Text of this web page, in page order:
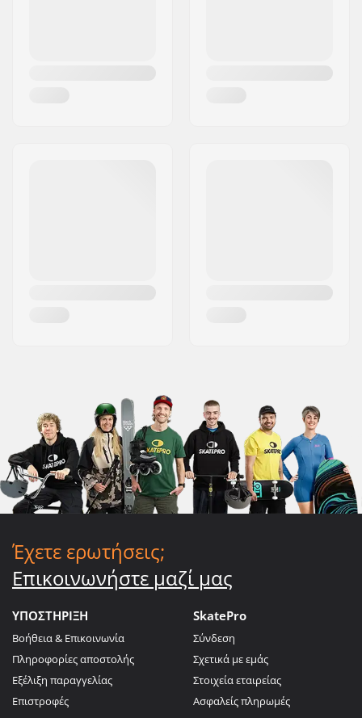
Έχετε ερωτήσεις;
Επικοινωνήστε μαζί μας
ΥΠΟΣΤΗΡΙΞΗ
Βοήθεια & Επικοινωνία
Πληροφορίες αποστολής
Εξέλιξη παραγγελίας
Επιστροφές
SkatePro
Σύνδεση
Σχετικά με εμάς
Στοιχεία εταιρείας
Ασφαλείς πληρωμές